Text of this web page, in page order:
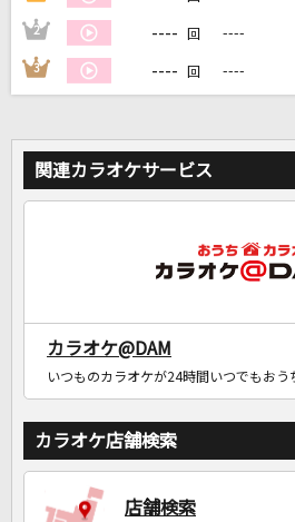
2 ---- 回 ----
3 ---- 回 ----
関連カラオケサービス
カラオケ@DAM
いつものカラオケが24時間いつでもおう
カラオケ店舗検索
店舗検索